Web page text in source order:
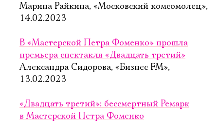
Марина Райкина, «Московский комсомолец»,
14.02.2023
В «Мастерской Петра Фоменко» прошла
премьера спектакля «Двадцать третий»
Александра Сидорова, «Бизнес FM»,
13.02.2023
«Двадцать третий»: бессмертный Ремарк
в Мастерской Петра Фоменко